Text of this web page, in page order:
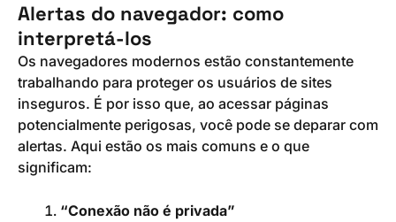
Alertas do navegador: como
interpretá-los
Os navegadores modernos estão constantemente
trabalhando para proteger os usuários de sites
inseguros. É por isso que, ao acessar páginas
potencialmente perigosas, você pode se deparar com
alertas. Aqui estão os mais comuns e o que
significam:
“Conexão não é privada”